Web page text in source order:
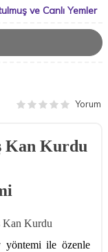
ve Canlı Yemler
Yorum
Kan Kurdu
Kan Kurdu
yöntemi ile özenle